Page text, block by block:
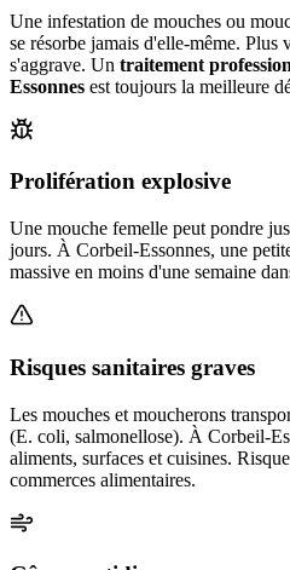
Une infestation de mouches ou
se résorbe jamais d'elle-même. Plus
s'aggrave. Un traitement
Essonnes est toujours la meilleure
Prolifération explosive
Une mouche femelle peut pondre
jours. À Corbeil-Essonnes, une
massive en moins d'une semaine
Risques sanitaires graves
Les mouches et moucherons
(E. coli, salmonellose). À Corbeil-
aliments, surfaces et cuisines.
commerces alimentaires.